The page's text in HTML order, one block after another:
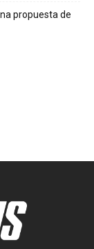
propuesta de